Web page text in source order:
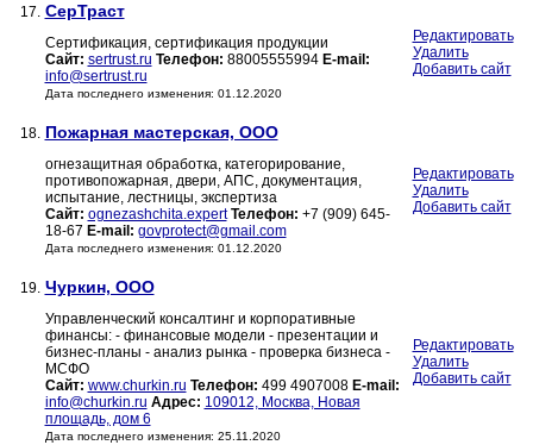
17. СерТраст
Сертификация, сертификация продукции
Сайт: sertrust.ru Телефон: 88005555994 E-mail:
info@sertrust.ru
Дата последнего изменения: 01.12.2020
Редактировать
Удалить
Добавить сайт
18. Пожарная мастерская, ООО
огнезащитная обработка, категорирование,
противопожарная, двери, АПС, документация,
испытание, лестницы, экспертиза
Сайт: ognezashchita.expert Телефон: +7 (909) 645-
18-67 E-mail: govprotect@gmail.com
Дата последнего изменения: 01.12.2020
Редактировать
Удалить
Добавить сайт
19. Чуркин, ООО
Управленческий консалтинг и корпоративные
финансы: - финансовые модели - презентации и
бизнес-планы - анализ рынка - проверка бизнеса -
МСФО
Сайт: www.churkin.ru Телефон: 499 4907008 E-mail:
info@churkin.ru Адрес: 109012, Москва, Новая
площадь, дом 6
Дата последнего изменения: 25.11.2020
Редактировать
Удалить
Добавить сайт